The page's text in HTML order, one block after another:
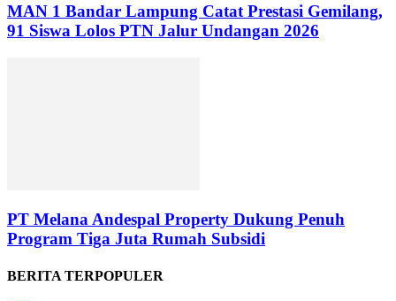
MAN 1 Bandar Lampung Catat Prestasi Gemilang,
91 Siswa Lolos PTN Jalur Undangan 2026
PT Melana Andespal Property Dukung Penuh
Program Tiga Juta Rumah Subsidi
BERITA TERPOPULER